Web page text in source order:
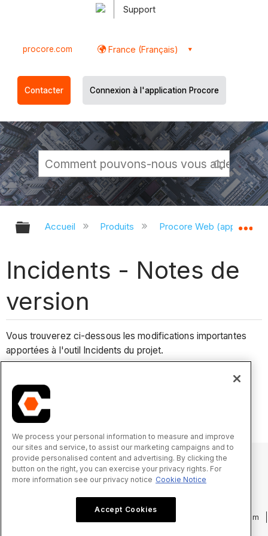
Support
procore.com France (Français)
Contacter Connexion à l'application Procore
Développer/réduire la hiérarchie
Accueil Produits Procore Web
Incidents - Notes de
version
Vous trouverez ci-dessous les modifications importantes
apportées à l'outil Incidents du projet.
Changements récents
Aucune modification importante récente.
procore.com
We process your personal information to measure and improve
our sites and service, to assist our marketing campaigns and to
provide personalised content and advertising. By clicking the
button on the right, you can exercise your privacy rights. For
more information see our privacy notice Cookie Notice
Accept Cookies